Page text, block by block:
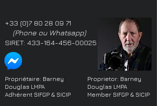
+33 (0)7 80 28 09 71
(Phone ou Whatsapp)
SIRET: 433-164-456-00025
Propriétaire: Barney
Douglas LMPA
Adhérent SIFGP & SICIP
Proprietor: Barney
Douglas LMPA
Member SIFGP & SICIP